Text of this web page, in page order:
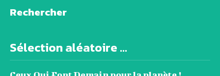
Rechercher
Sélection aléatoire ...